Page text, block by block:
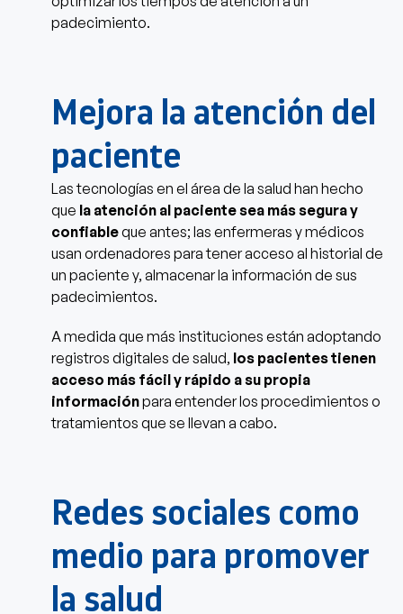
padecimiento.
Mejora la atención del
paciente
Las tecnologías en el área de la salud han hecho
que la atención al paciente sea más segura y
confiableque antes; las enfermeras y médicos
usan ordenadores para tener acceso al historial de
un paciente y, almacenar la información de sus
padecimientos.
A medida que más instituciones están adoptando
registros digitales de salud, los pacientes tienen
acceso más fácil y rápido a su propia
informaciónpara entender los procedimientos o
tratamientos que se llevan a cabo.
Redes sociales como
medio para promover
la salud